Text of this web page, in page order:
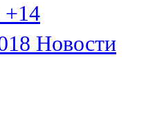
+14
Новости